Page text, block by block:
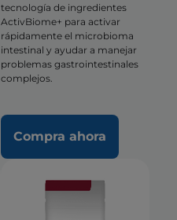
tecnología de ingredientes
ActivBiome+ para activar
rápidamente el microbioma
intestinal y ayudar a manejar
problemas gastrointestinales
complejos.
Compra ahora